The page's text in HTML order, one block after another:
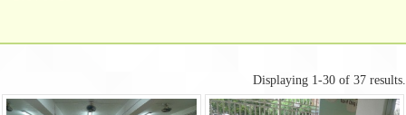
Displaying 1-30 of 37 results.